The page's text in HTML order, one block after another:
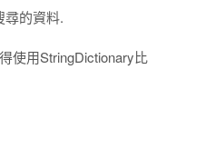
尋的資料.
使用StringDictionary比